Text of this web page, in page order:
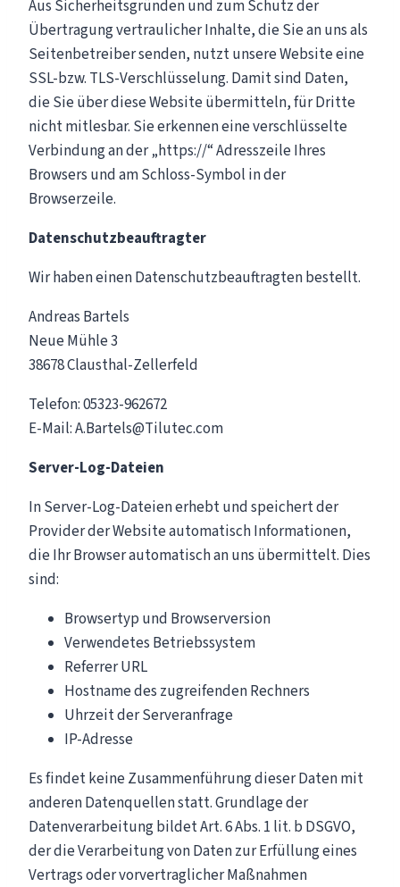
Aus Sicherheitsgründen und zum Schutz der
Übertragung vertraulicher Inhalte, die Sie an uns als
Seitenbetreiber senden, nutzt unsere Website eine
SSL-bzw. TLS-Verschlüsselung. Damit sind Daten,
die Sie über diese Website übermitteln, für Dritte
nicht mitlesbar. Sie erkennen eine verschlüsselte
Verbindung an der „https://“ Adresszeile Ihres
Browsers und am Schloss-Symbol in der
Browserzeile.
Datenschutzbeauftragter
Wir haben einen Datenschutzbeauftragten bestellt.
Andreas Bartels
Neue Mühle 3
38678 Clausthal-Zellerfeld
Telefon: 05323-962672
E-Mail: A.Bartels@Tilutec.com
Server-Log-Dateien
In Server-Log-Dateien erhebt und speichert der
Provider der Website automatisch Informationen,
die Ihr Browser automatisch an uns übermittelt. Dies
sind:
Browsertyp und Browserversion
Verwendetes Betriebssystem
Referrer URL
Hostname des zugreifenden Rechners
Uhrzeit der Serveranfrage
IP-Adresse
Es findet keine Zusammenführung dieser Daten mit
anderen Datenquellen statt. Grundlage der
Datenverarbeitung bildet Art. 6 Abs. 1 lit. b DSGVO,
der die Verarbeitung von Daten zur Erfüllung eines
Vertrags oder vorvertraglicher Maßnahmen